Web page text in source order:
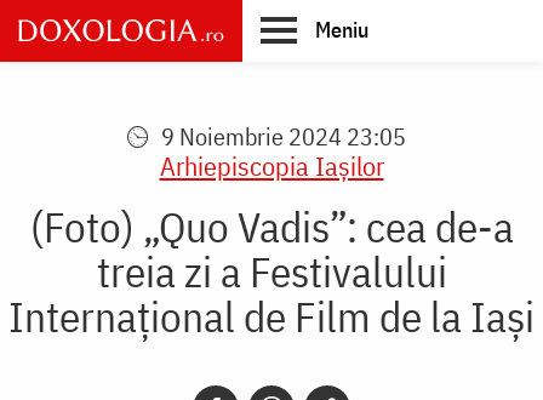
Skip
to
main
Meniu
9 Noiembrie 2024 23:05
Arhiepiscopia Iaşilor
(Foto) „Quo Vadis”: cea de-a
treia zi a Festivalului
Internațional de Film de la Iași